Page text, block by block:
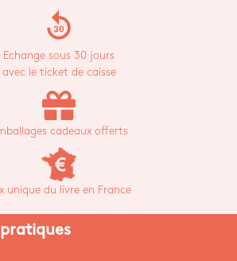
replay_30
Echange sous 30 jours
avec le ticket de caisse
cadeaux offerts
unique du livre en France